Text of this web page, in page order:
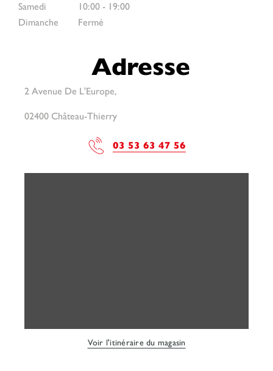
Samedi
10:00 - 19:00
Dimanche
Fermé
Adresse
2 Avenue De L'Europe,
02400 Château-Thierry
03 53 63 47 56
Voir l'itinéraire du magasin